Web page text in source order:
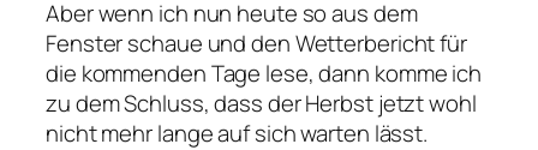
Aber wenn ich nun heute so aus dem
Fenster schaue und den Wetterbericht für
die kommenden Tage lese, dann komme ich
zu dem Schluss, dass der Herbst jetzt wohl
nicht mehr lange auf sich warten lässt.